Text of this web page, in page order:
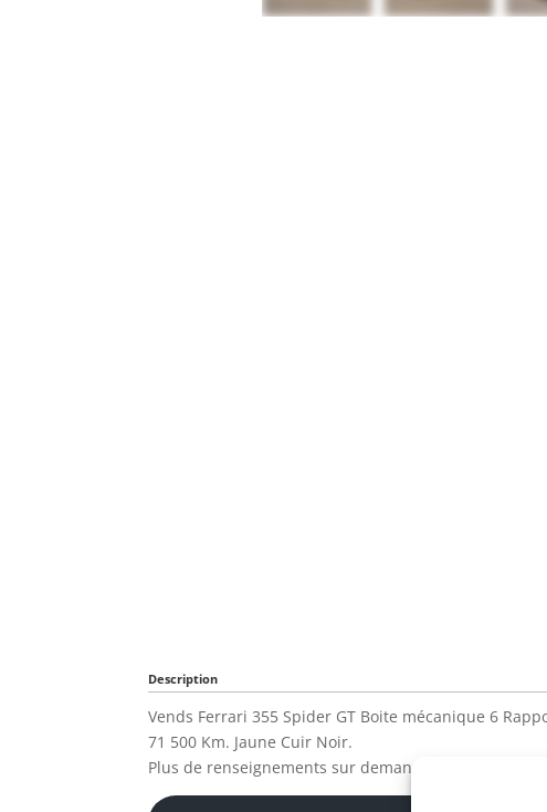
Description
Vends Ferrari 355 Spider GT Boite mécanique 6
71 500 Km. Jaune Cuir Noir.
Plus de renseignements sur demande.